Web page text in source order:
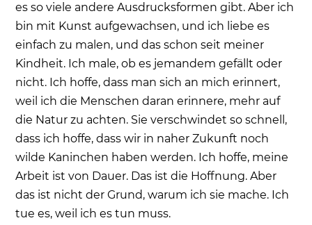
es so viele andere Ausdrucksformen gibt. Aber ich
bin mit Kunst aufgewachsen, und ich liebe es
einfach zu malen, und das schon seit meiner
Kindheit. Ich male, ob es jemandem gefällt oder
nicht. Ich hoffe, dass man sich an mich erinnert,
weil ich die Menschen daran erinnere, mehr auf
die Natur zu achten. Sie verschwindet so schnell,
dass ich hoffe, dass wir in naher Zukunft noch
wilde Kaninchen haben werden. Ich hoffe, meine
Arbeit ist von Dauer. Das ist die Hoffnung. Aber
das ist nicht der Grund, warum ich sie mache. Ich
tue es, weil ich es tun muss.